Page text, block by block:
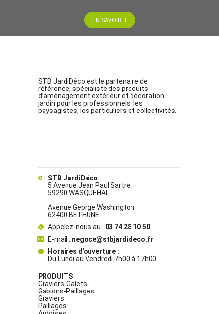
EN SAVOIR +
STB JardiDéco est le partenaire de
référence, spécialiste des produits
d’aménagement extérieur et décoration
jardin pour les professionnels, les
paysagistes, les particuliers et collectivités.
STB JardiDéco
5 Avenue Jean Paul Sartre
59290 WASQUEHAL
Avenue George Washington
62400 BETHUNE
Appelez-nous au : 03 74 28 10 50
E-mail : negoce@stbjardideco.fr
Horaires d'ouverture :
Du Lundi au Vendredi 7h00 à 17h00
PRODUITS
Graviers-Galets-
Gabions-Paillages
Graviers
Paillages